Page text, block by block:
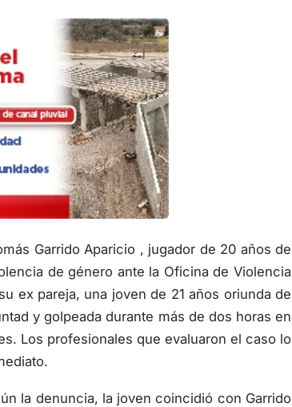
Garrido Aparicio , jugador de 20 años de
de género ante la Oficina de Violencia
ex pareja, una joven de 21 años oriunda de
y golpeada durante más de dos horas en
Los profesionales que evaluaron el caso lo
la denuncia, la joven coincidió con Garrido